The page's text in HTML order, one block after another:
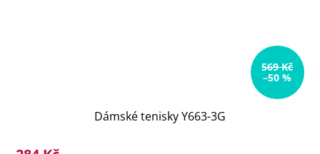
569 Kč
–50 %
Dámské tenisky Y663-3G